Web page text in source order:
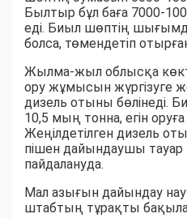
Былтыр бұл баға 7000-
еді. Биыл шөптің
болса, төмендетіп
Жылма-жыл облысқа
ору жұмысын жүргізуге
дизель отыны бөлінеді.
10,5 мың тонна, егін
Жеңілдетілген дизель
пішен дайындаушы тауар
пайдалануда.
Мал азығын дайындау
штабтың тұрақты